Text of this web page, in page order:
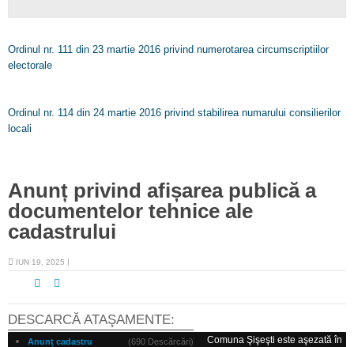
Ordinul nr. 111 din 23 martie 2016 privind numerotarea circumscriptiilor
electorale
Ordinul nr. 114 din 24 martie 2016 privind stabilirea numarului consilierilor
locali
Anunț privind afișarea publică a
documentelor tehnice ale
cadastrului
IUN 19, 2025
DESCARCĂ ATAŞAMENTE:
Anunț cadastru (690 Descărcări)
Comuna Şişeşti este aşezată în